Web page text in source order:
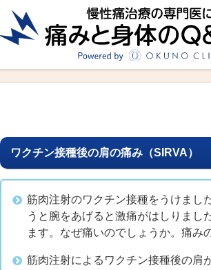
ワクチン接種後の肩の痛み（SIRVA）
筋肉注射のワクチン接種をうけまし
うと腕をあげると激痛がはしりまし
ます。なぜ痛いのでしょうか。痛み
筋肉注射によるワクチン接種後の肩